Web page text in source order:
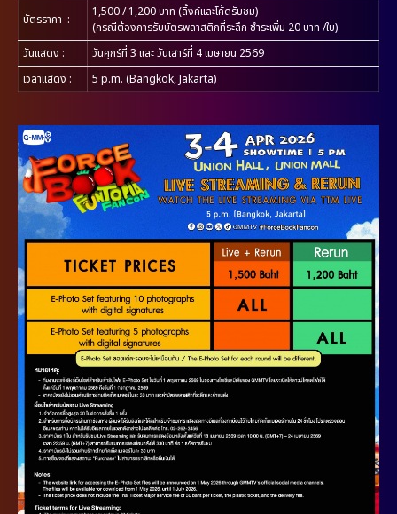
บัตรราคา :
1,500 / 1,200 บาท (ลิ้งค์และโค้ดรับชม)
(กรณีต้องการรับบัตรพลาสติกที่ระลึก ชำระเพิ่ม 20 บาท /ใบ)
วันแสดง :
วันศุกร์ที่ 3 และ วันเสาร์ที่ 4 เมษายน 2569
เวลาแสดง : 5 p.m. (Bangkok, Jakarta)